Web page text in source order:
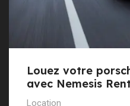
Louez votre
avec Nemesis Rent
Location